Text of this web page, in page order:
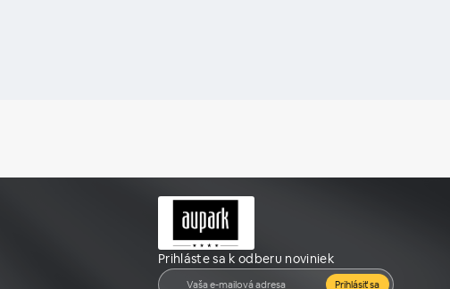
Prihláste sa k odberu noviniek
Prihlásiť sa